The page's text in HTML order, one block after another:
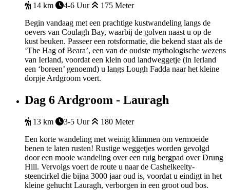
14 km 4-6 Uur
175 Meter
Begin vandaag met een prachtige kustwandeling langs de
oevers van Coulagh Bay, waarbij de golven naast u op de
kust beuken. Passeer een rotsformatie, die bekend staat als de
‘The Hag of Beara’, een van de oudste mythologische wezens
van Ierland, voordat een klein oud landweggetje (in Ierland
een ‘boreen’ genoemd) u langs Lough Fadda naar het kleine
dorpje Ardgroom voert.
Dag 6 Ardgroom - Lauragh
13 km 3-5 Uur
180 Meter
Een korte wandeling met weinig klimmen om vermoeide
benen te laten rusten! Rustige weggetjes worden gevolgd
door een mooie wandeling over een ruig bergpad over Drung
Hill. Vervolgs voert de route u naar de Cashelkeelty-
steencirkel die bijna 3000 jaar oud is, voordat u eindigt in het
kleine gehucht Lauragh, verborgen in een groot oud bos.